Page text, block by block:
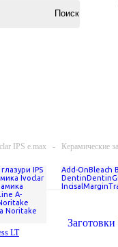
IPS e.max
IPS
Ivoclar
A-
Noritake
- Керамические
Add-OnBleach
DentinDentin
IncisalMargin